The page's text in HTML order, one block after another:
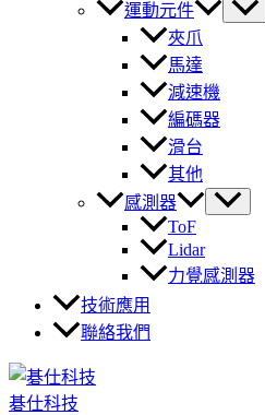
運動元件
夾爪
馬達
減速機
編碼器
滑台
其他
感測器
ToF
Lidar
力覺感測器
技術應用
聯絡我們
碁仕科技